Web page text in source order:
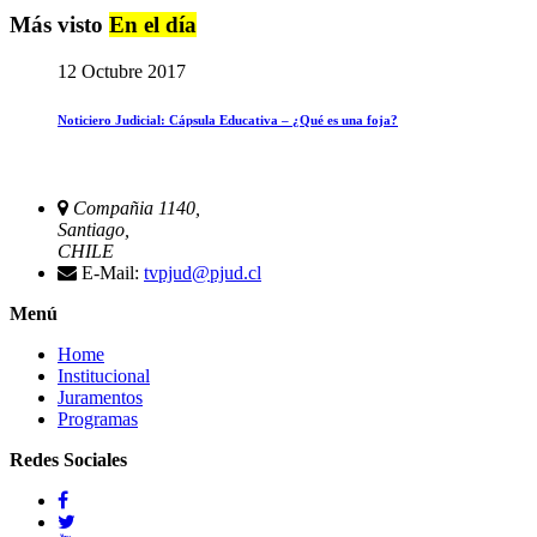
Más visto En el día
12 Octubre 2017
Noticiero Judicial: Cápsula Educativa – ¿Qué es una foja?
Compañia 1140,
Santiago,
CHILE
E-Mail: tvpjud@pjud.cl
Menú
Home
Institucional
Juramentos
Programas
Redes Sociales